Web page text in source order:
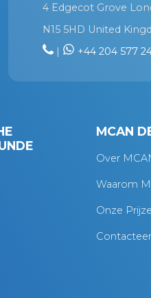
4 Edgecot Grove
N15 5HD United
|
+44 204 577
MCAN
Over
Waarom
Onze